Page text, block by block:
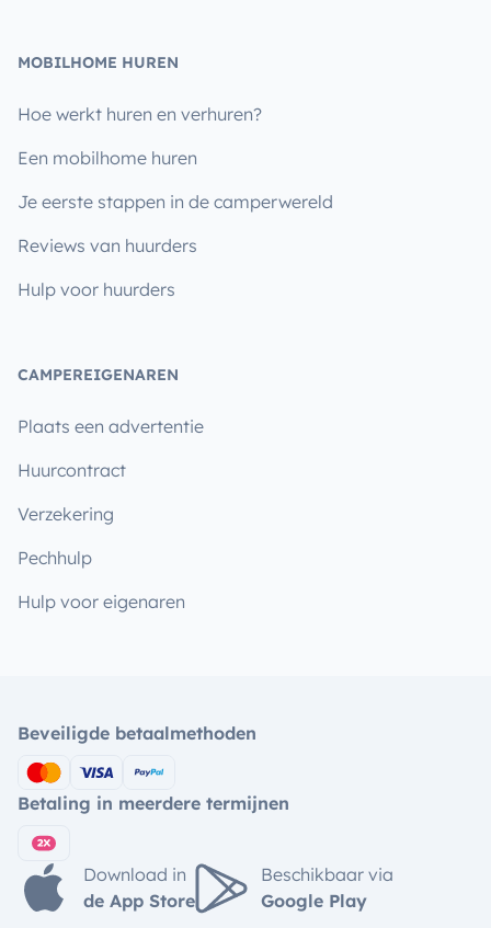
MOBILHOME HUREN
Hoe werkt huren en verhuren?
Een mobilhome huren
Je eerste stappen in de camperwereld
Reviews van huurders
Hulp voor huurders
CAMPEREIGENAREN
Plaats een advertentie
Huurcontract
Verzekering
Pechhulp
Hulp voor eigenaren
Beveiligde betaalmethoden
Betaling in meerdere termijnen
Download in
de App Store
Beschikbaar via
Google Play